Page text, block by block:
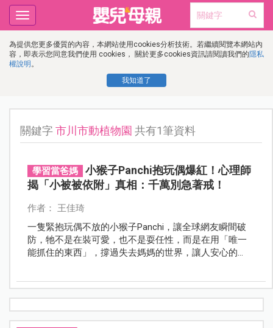
為提供您更多優質的內容，本網站使用cookies分析技術。若繼續閱覽本網站內
容，即表示您同意我們使用 cookies， 關於更多cookies資訊請閱讀我們的隱私
權說明 。
我知道了
Toggle
navigation
關鍵字市川市動植物園 共有1筆資料
學習當爸媽
小猴子Panchi抱玩偶爆紅！心理師
揭「小被被依附」真相：千萬別急著戒！
作者： 王佳琦
一隻緊抱玩偶不放的小猴子Panchi，讓全球網友瞬間破
防，牠不是在裝可愛，也不是耍任性，而是在用「唯一
能抓住的東西」，撐過失去媽媽的世界，讓人安心的
「玩偶」轉移到「真實關係」。